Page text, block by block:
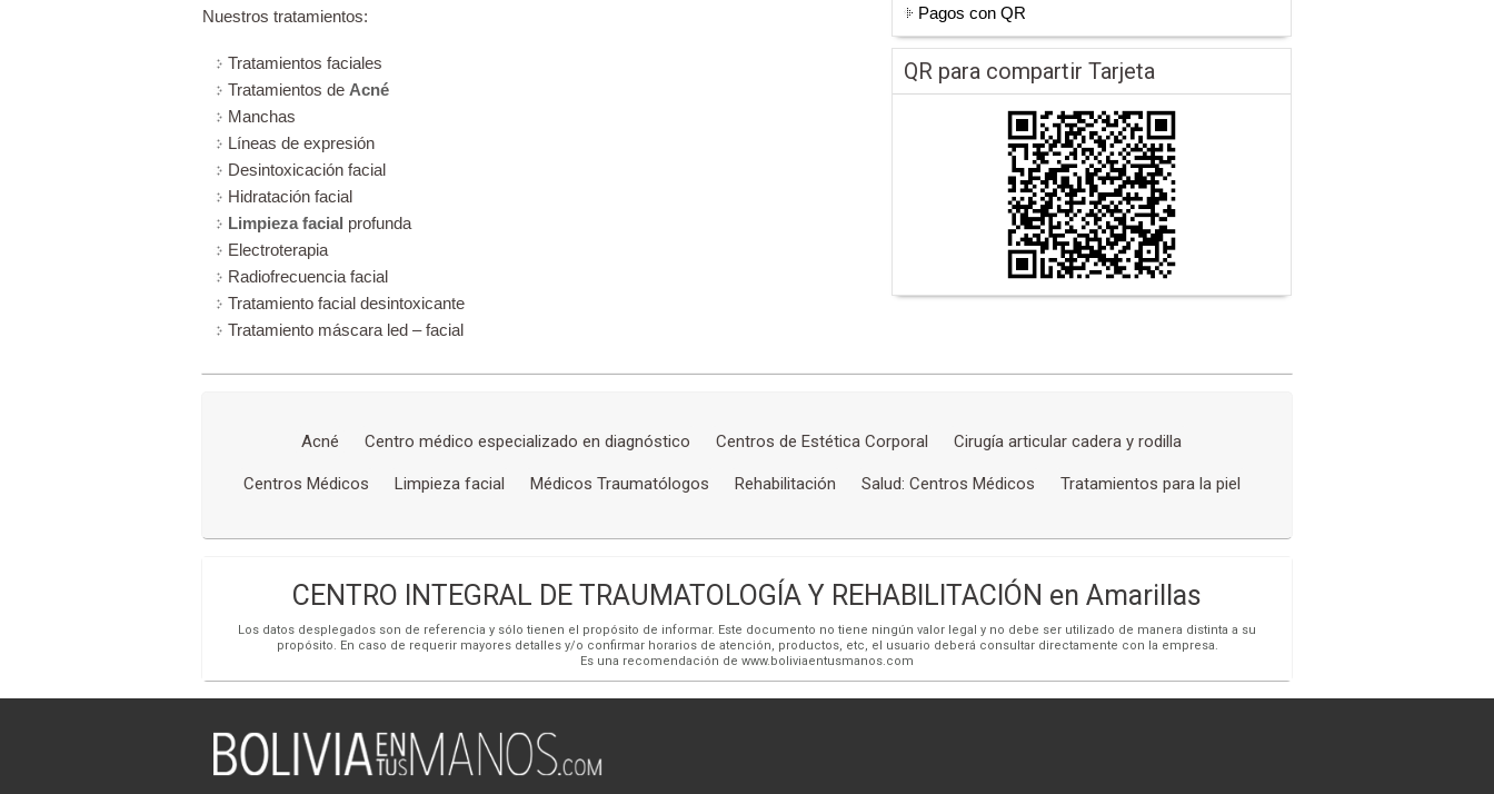
Nuestros tratamientos:
Tratamientos faciales
Tratamientos de Acné
Manchas
Líneas de expresión
Desintoxicación facial
Hidratación facial
Limpieza facial profunda
Electroterapia
Radiofrecuencia facial
Tratamiento facial desintoxicante
Tratamiento máscara led – facial
Pagos con QR
QR para compartir Tarjeta
Acné Centro médico especializado en diagnóstico Centros de Estética Corporal Cirugía articular cadera y rodilla
Centros Médicos Limpieza facial Médicos Traumatólogos Rehabilitación Salud: Centros Médicos Tratamientos para la piel
CENTRO INTEGRAL DE TRAUMATOLOGÍA Y REHABILITACIÓN en Amarillas
Los datos desplegados son de referencia y sólo tienen el propósito de informar. Este documento no tiene ningún valor legal y no debe ser utilizado de manera distinta a su
propósito. En caso de requerir mayores detalles y/o confirmar horarios de atención, productos, etc, el usuario deberá consultar directamente con la empresa.
Es una recomendación de www.boliviaentusmanos.com